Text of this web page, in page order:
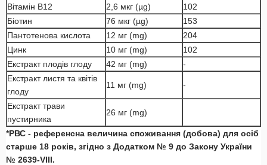
Вітамін В12
2,6 мкг (µg)
102
Біотин
76 мкг (µg)
153
Пантотенова кислота
12 мг (mg)
204
Цинк
10 мг (mg)
102
Екстракт плодів глоду
42 мг (mg)
-
Екстракт листя та квітів
глоду
11 мг (mg) -
Екстракт трави
пустирника
26 мг (mg)
*РВС - референсна величина споживання (добова) для осіб
старше 18 років, згідно з Додатком № 9 до Закону України
№ 2639-VІІІ.